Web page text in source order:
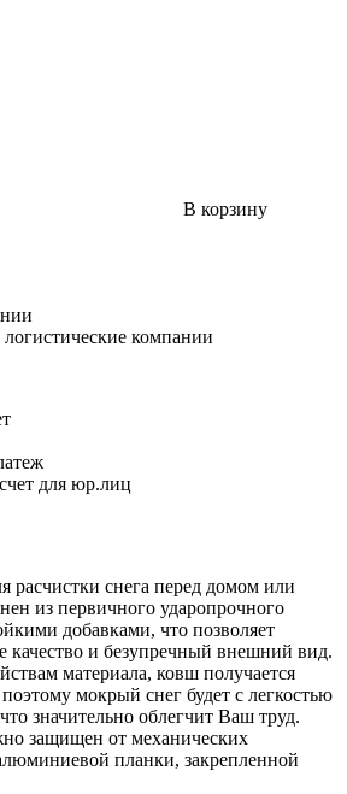
В корзину
компании
для юр.лиц
расчистки снега перед домом или
из первичного ударопрочного
добавками, что позволяет
качество и безупречный внешний вид.
материала, ковш получается
мокрый снег будет с легкостью
значительно облегчит Ваш труд.
защищен от механических
планки, закрепленной